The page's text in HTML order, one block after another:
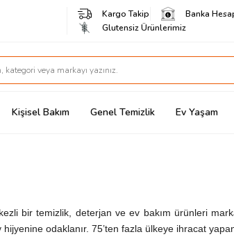
Kargo Takip Banka
Glutensiz Ürünlerimiz
Kişisel Bakım Genel Temizlik Ev Yaşam
bir temizlik, deterjan ve ev bakım ürünleri
odaklanır. 75’ten fazla ülkeye ihracat